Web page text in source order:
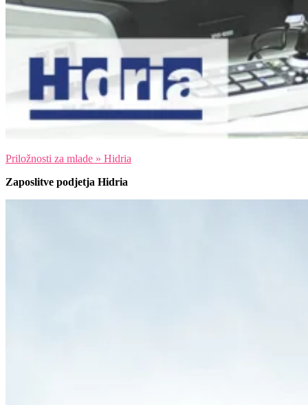
Priložnosti za mlade » Hidria
Zaposlitve podjetja Hidria